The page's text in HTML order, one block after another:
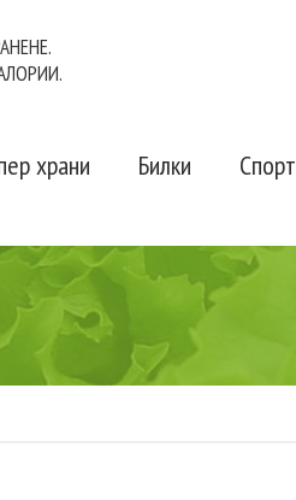
храни Билки Спорт